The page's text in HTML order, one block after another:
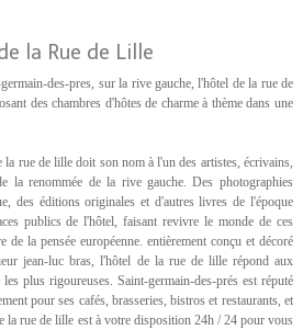
la Rue de Lille
des-pres, sur la rive gauche, l'hôtel de la rue de
des chambres d'hôtes de charme à thème dans une
la rue de lille doit son nom à l'un des artistes, écrivains,
la renommée de la rive gauche. Des photographies
des éditions originales et d'autres livres de l'époque
publics de l'hôtel, faisant revivre le monde de ces
la pensée européenne. entièrement conçu et décoré
jean-luc bras, l'hôtel de la rue de lille répond aux
plus rigoureuses. Saint-germain-des-prés est réputé
pour ses cafés, brasseries, bistros et restaurants, et
la rue de lille est à votre disposition 24h / 24 pour vous